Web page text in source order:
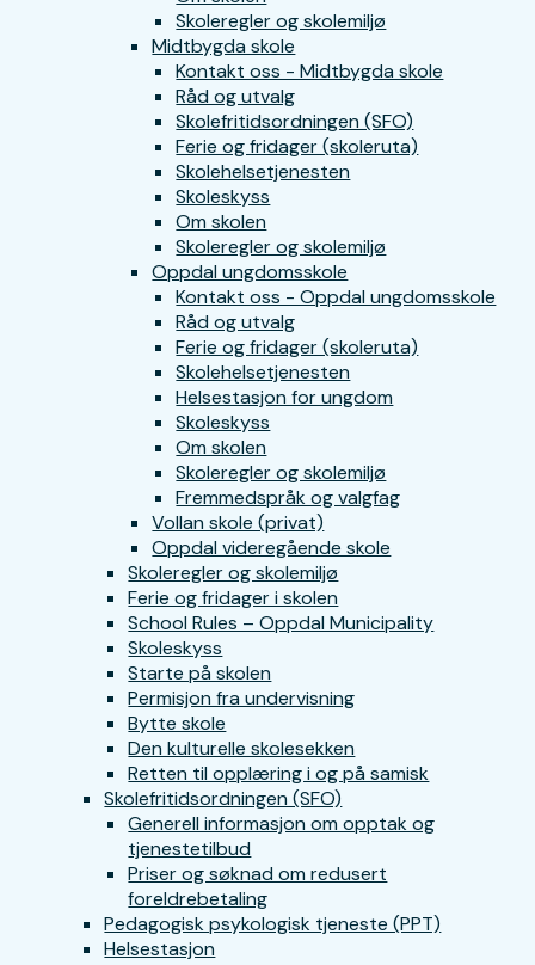
Skoleregler og skolemiljø
Midtbygda skole
Kontakt oss - Midtbygda skole
Råd og utvalg
Skolefritidsordningen (SFO)
Ferie og fridager (skoleruta)
Skolehelsetjenesten
Skoleskyss
Om skolen
Skoleregler og skolemiljø
Oppdal ungdomsskole
Kontakt oss - Oppdal ungdomsskole
Råd og utvalg
Ferie og fridager (skoleruta)
Skolehelsetjenesten
Helsestasjon for ungdom
Skoleskyss
Om skolen
Skoleregler og skolemiljø
Fremmedspråk og valgfag
Vollan skole (privat)
Oppdal videregående skole
Skoleregler og skolemiljø
Ferie og fridager i skolen
School Rules – Oppdal Municipality
Skoleskyss
Starte på skolen
Permisjon fra undervisning
Bytte skole
Den kulturelle skolesekken
Retten til opplæring i og på samisk
Skolefritidsordningen (SFO)
Generell informasjon om opptak og
tjenestetilbud
Priser og søknad om redusert
foreldrebetaling
Pedagogisk psykologisk tjeneste (PPT)
Helsestasjon